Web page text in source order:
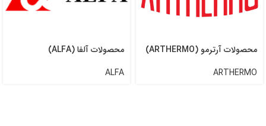
محصولات آرترمو (ARTHERMO)
ARTHERMO
محصولات آلفا (ALFA)
ALFA